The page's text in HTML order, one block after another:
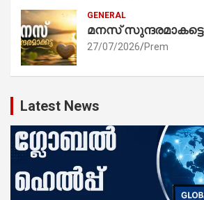
GENERAL
മനസ് സുന്ദരമാകട്ടെ
27/07/2026 Prem
Latest News